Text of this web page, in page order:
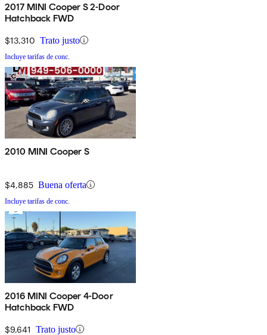
2017 MINI Cooper S 2-Door
Hatchback FWD
$13,310 Trato justo
Incluye tarifas de conc.
2010 MINI Cooper S
$4,885 Buena oferta
Incluye tarifas de conc.
2016 MINI Cooper 4-Door
Hatchback FWD
$9,641 Trato justo